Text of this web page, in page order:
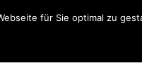
für Sie optimal zu